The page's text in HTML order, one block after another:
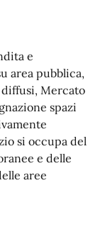
e
area pubblica,
Mercato
spazi
si occupa del
e delle
aree